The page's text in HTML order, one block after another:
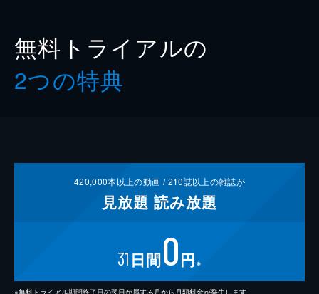
無料トライアルの
2つの特典
420,000本以上の動画 /210誌以上の雑誌が
見放題 読み放題
31 日間0円 ※
※無料トライアル期間終了日の翌日が属する月から月額料金が発生します。